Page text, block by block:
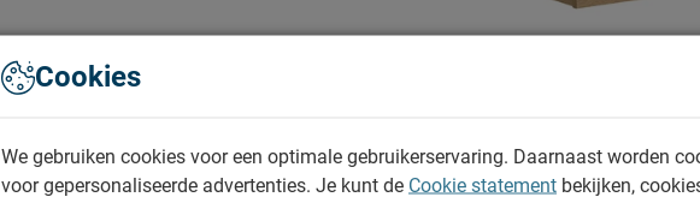
Cookies
We gebruiken cookies voor een optimale gebruikerservaring. Daarnaast worden
voor gepersonaliseerde advertenties. Je kunt de Cookie statement bekijken,